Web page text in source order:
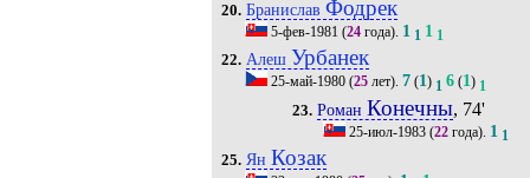
20. Бранислав Фодрек
5-фев-1981 (24года). 1 1 1 1
22. Алеш Урбанек
25-май-1980(25лет). 7(1) 1 6(1) 1
23. Роман Конечны, 74'
25-июл-1983 (22 года). 1 1
25. Ян Козак